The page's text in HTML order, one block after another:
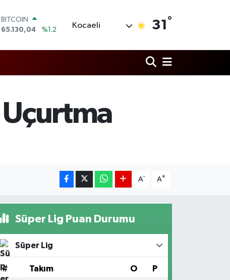
DOLAR
47,7069
%0.17
55,0265
%0.01
BİST100
13.887
%64
BITCOIN
Kocaeli 31 °
Uçurtma
A- A+
Süper Lig Puan Durumu
Süper Lig
# Takım O P